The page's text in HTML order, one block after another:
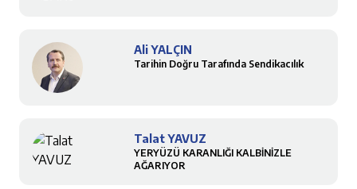
Ali YALÇIN
Tarihin Doğru Tarafında Sendikacılık
Talat YAVUZ
YERYÜZÜ KARANLIĞI KALBİNİZLE
AĞARIYOR